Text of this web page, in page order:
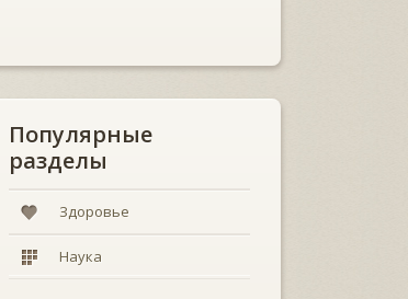
Популярные
разделы
Здоровье
Наука